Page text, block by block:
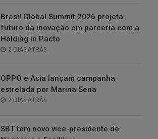
Brasil Global Summit 2026 projeta
futuro da inovação em parceria com a
Holding in.Pacto
POSTED
2 DIAS ATRÁS
OPPO e Asia lançam campanha
estrelada por Marina Sena
POSTED
2 DIAS ATRÁS
SBT tem novo vice-presidente de